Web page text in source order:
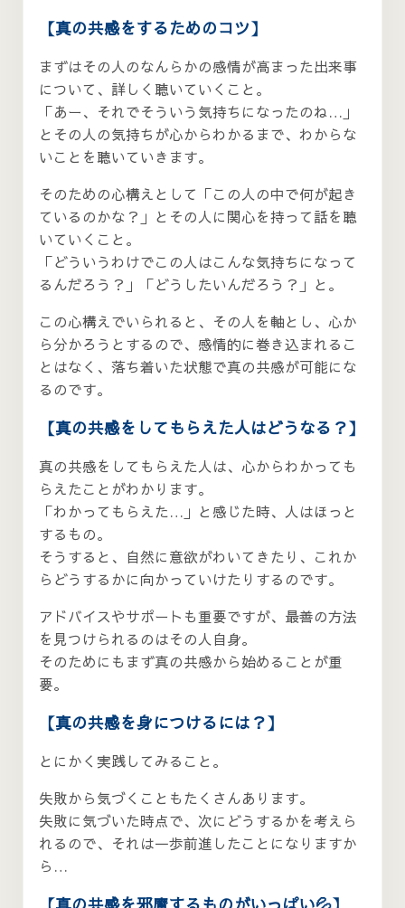
【真の共感をするためのコツ】
まずはその人のなんらかの感情が高まった出来事
について、詳しく聴いていくこと。
「あー、それでそういう気持ちになったのね…」
とその人の気持ちが心からわかるまで、わからな
いことを聴いていきます。
そのための心構えとして「この人の中で何が起き
ているのかな？」とその人に関心を持って話を聴
いていくこと。
「どういうわけでこの人はこんな気持ちになって
るんだろう？」「どうしたいんだろう？」と。
この心構えでいられると、その人を軸とし、心か
ら分かろうとするので、感情的に巻き込まれるこ
とはなく、落ち着いた状態で真の共感が可能にな
るのです。
【真の共感をしてもらえた人はどうなる？】
真の共感をしてもらえた人は、心からわかっても
らえたことがわかります。
「わかってもらえた…」と感じた時、人はほっと
するもの。
そうすると、自然に意欲がわいてきたり、これか
らどうするかに向かっていけたりするのです。
アドバイスやサポートも重要ですが、最善の方法
を見つけられるのはその人自身。
そのためにもまず真の共感から始めることが重
要。
【真の共感を身につけるには？】
とにかく実践してみること。
失敗から気づくこともたくさんあります。
失敗に気づいた時点で、次にどうするかを考えら
れるので、それは一歩前進したことになりますか
ら…